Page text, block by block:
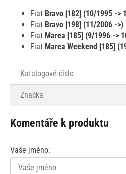
Fiat Bravo [182] (10/1995 ->
Fiat Bravo [198] (11/2006 ->)
Fiat Marea [185] (9/1996 ->
Fiat Marea Weekend [185]
Katalogové číslo
Značka
Komentáře k produktu
Vaše jméno: